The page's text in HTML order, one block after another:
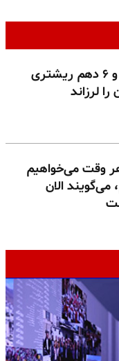
زمین‌لرزه ۴ و ۶ دهم ریشتری
لرزاند
وقت می‌خواهیم
می‌گویند الان